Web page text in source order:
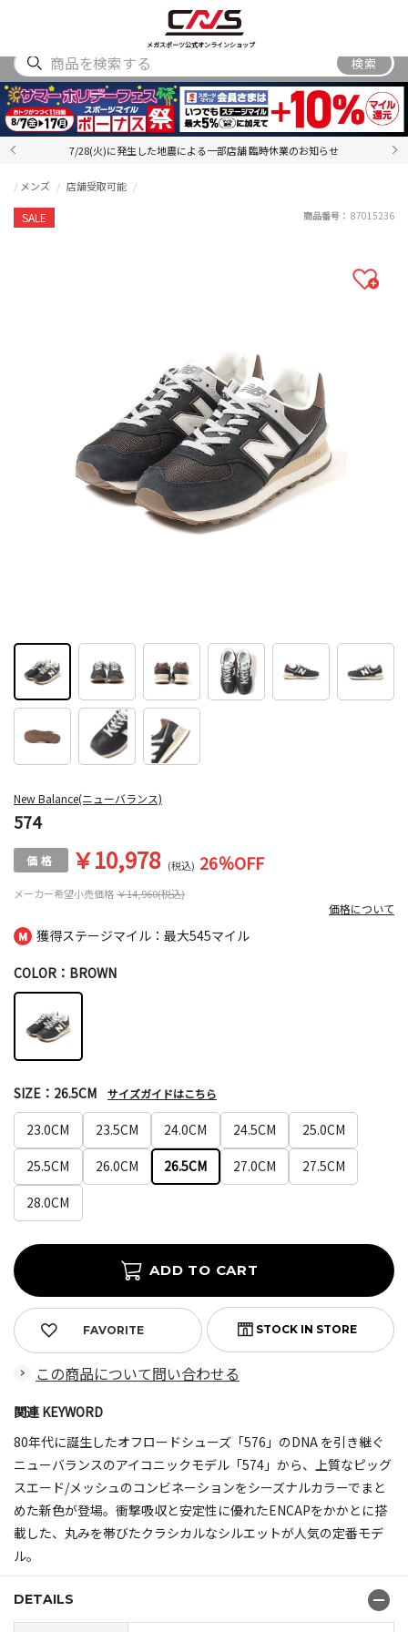
メガスポーツ公式オンラインショップ
ACCESSORY
検索
7/28(火)に発生した地震による一部店舗 臨時休業のお知らせ
獲得ステージマイル：最大545マイル
New Balance(ニューバランス)
574
SALE
メンズ 店舗受取可能
メーカー希望小売価格￥14,960(税込)
￥10,978 (税込) 26％OFF
価格について
商品番号： 87015236
COLOR：BROWN
23.0CM 23.5CM 24.0CM 24.5CM
25.0CM
25.5CM
26.0CM 26.5CM 27.0CM
27.5CM
28.0CM
SIZE：26.5CM サイズガイドはこちら
FAVORITE
この商品について問い合わせる
関連 KEYWORD
80年代に誕生したオフロードシューズ「576」のDNA を引き継ぐ
ニューバランスのアイコニックモデル「574」から、上質なピッグ
スエード/メッシュのコンビネーションをシーズナルカラーでまと
めた新色が登場。衝撃吸収と安定性に優れたENCAPをかかとに搭
載した、丸みを帯びたクラシカルなシルエットが人気の定番モデ
ル。
DETAILS